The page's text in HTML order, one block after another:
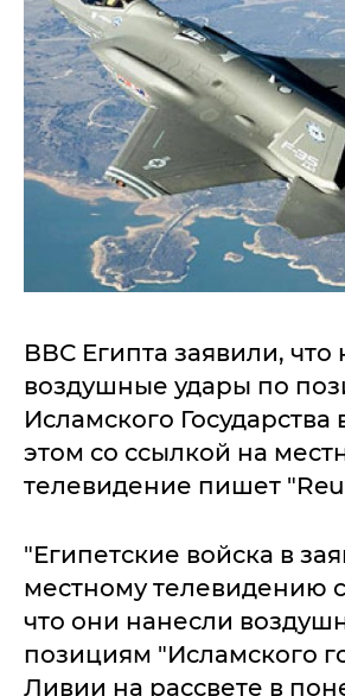
ВВС Египта заявили, что
воздушные удары по
Исламского
этом со ссылкой на
телевидение пишет
"Египетские войска в
местному телевидению
что они нанесли
позициям "Исламского
Ливии на рассвете в